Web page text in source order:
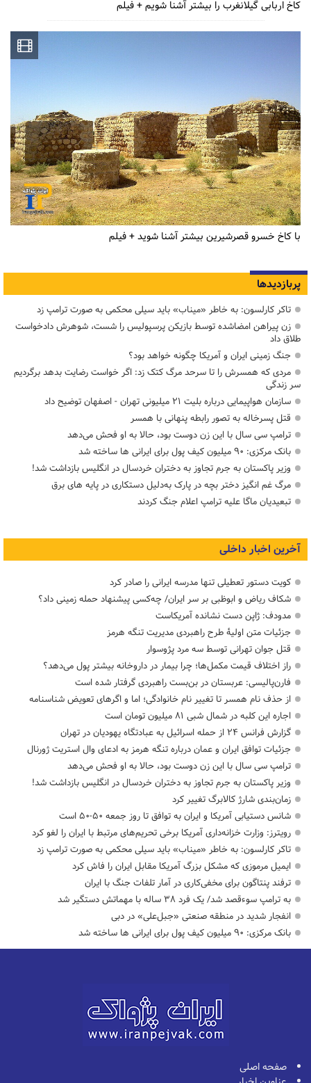
کاخ اربابی گیلانغرب را بیشتر آشنا شویم + فیلم
با کاخ خسرو قصرشیرین بیشتر آشنا شوید + فیلم
پربازدیدها
تاکر کارلسون: به خاطر «میناب» باید سیلی محکمی به صورت ترامپ زد
زن پیراهن امضاشده توسط بازیکن پرسپولیس را شست، شوهرش دادخواست
طلاق داد
جنگ زمینی ایران و آمریکا چگونه خواهد بود؟
مردی که همسرش را تا سرحد مرگ کتک زد: اگر خواست رضایت بدهد برگردیم
سر زندگی
سازمان هواپیمایی درباره بلیت ۲۱ میلیونی تهران - اصفهان توضیح داد
قتل پسرخاله به تصور رابطه پنهانی با همسر
ترامپ سی سال با این زن دوست بود، حالا به او فحش می‌دهد
بانک مرکزی: ۹۰ میلیون کیف پول برای ایرانی ها ساخته شد
وزیر پاکستان به جرم تجاوز به دختران خردسال در انگلیس بازداشت شد!
مرگ غم انگیز دختر بچه در پارک به‌دلیل دستکاری در پایه های برق
تبعیدیان ماگا علیه ترامپ اعلام جنگ کردند
آخرین اخبار داخلی
کویت دستور تعطیلی تنها مدرسه ایرانی را صادر کرد
شکاف ریاض و ابوظبی بر سر ایران/ چه‌کسی پیشنهاد حمله زمینی داد؟
مدودف: ژاپن دست نشانده آمریکاست
جزئیات متن اولیۀ طرح راهبردی مدیریت تنگه هرمز
قتل جوان تهرانی توسط سه مرد پژوسوار
راز اختلاف قیمت مکمل‌ها؛ چرا بیمار در داروخانه بیشتر پول می‌دهد؟
فارن‌پالیسی: عربستان در بن‌بست راهبردی گرفتار شده است
از حذف نام همسر تا تغییر نام خانوادگی؛ اما و اگرهای تعویض شناسنامه
اجاره این کلبه در شمال شبی ۸۱ میلیون تومان است
گزارش فرانس ۲۴ از حمله اسرائیل به عبادتگاه یهودیان در تهران
جزئیات توافق ایران و عمان درباره تنگه هرمز به ادعای وال استریت ژورنال
ترامپ سی سال با این زن دوست بود، حالا به او فحش می‌دهد
وزیر پاکستان به جرم تجاوز به دختران خردسال در انگلیس بازداشت شد!
زمان‌بندی شارژ کالابرگ تغییر کرد
شانس دستیابی آمریکا و ایران به توافق تا روز جمعه ۵۰-۵۰ است
رویترز: وزارت خزانه‌داری آمریکا برخی تحریم‌های مرتبط با ایران را لغو کرد
تاکر کارلسون: به خاطر «میناب» باید سیلی محکمی به صورت ترامپ زد
ایمیل مرموزی که مشکل بزرگ آمریکا مقابل ایران را فاش کرد
ترفند پنتاگون برای مخفی‌کاری در آمار تلفات جنگ با ایران
به ترامپ سوءقصد شد/ یک فرد ۳۸ ساله با مهماتش دستگیر شد
انفجار شدید در منطقه صنعتی «جبل‌علی» در دبی
بانک مرکزی: ۹۰ میلیون کیف پول برای ایرانی ها ساخته شد
صفحه اصلی